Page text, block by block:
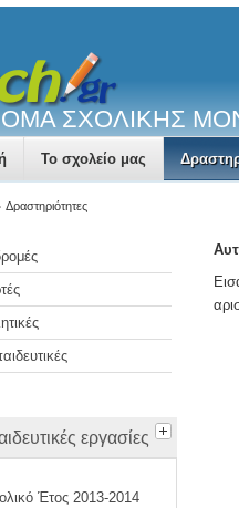
ΣΧΟΛΙΚΗΣ
Το σχολείο μας
Δραστηριότητες
εργασίες
Έτος 2013-2014